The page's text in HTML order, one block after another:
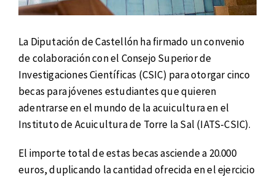
La Diputación de Castellón ha firmado un convenio
de colaboración con el Consejo Superior de
Investigaciones Científicas (CSIC) para otorgar cinco
becas para jóvenes estudiantes que quieren
adentrarse en el mundo de la acuicultura en el
Instituto de Acuicultura de Torre la Sal (IATS-CSIC).
El importe total de estas becas asciende a 20.000
euros, duplicando la cantidad ofrecida en el ejercicio